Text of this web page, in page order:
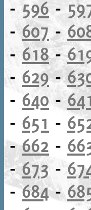
- 596 -
-607 -
- 618-
- 629-
- 640 -
- 651 -
-662 -
-673-
-684-